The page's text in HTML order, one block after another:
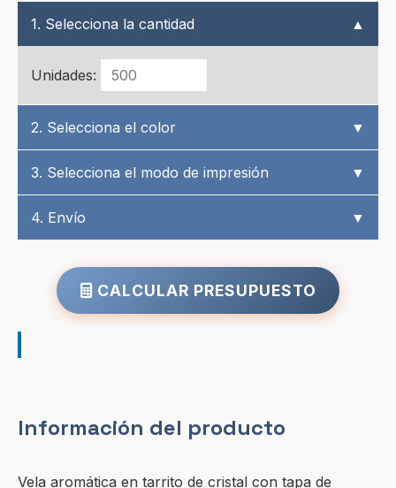
1. Selecciona la cantidad ▲
Unidades:
2. Selecciona el color ▼
3. Selecciona el modo de impresión ▼
4. Envío ▼
CALCULAR PRESUPUESTO
Información del producto
Vela aromática en tarrito de cristal con tapa de